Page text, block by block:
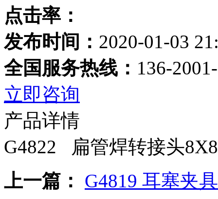
点击率：
发布时间： 2020-01-03
全国服务热线： 136-
立即咨询
产品详情
G4822 扁管焊转接头
上一篇：
G4819 耳塞夹